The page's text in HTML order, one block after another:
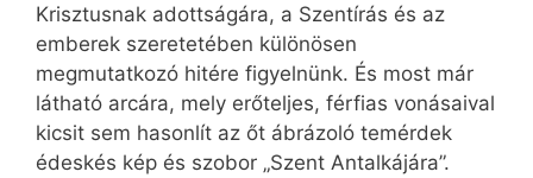
Krisztusnak adottságára, a Szentírás és az
emberek szeretetében különösen
megmutatkozó hitére figyelnünk. És most már
látható arcára, mely erőteljes, férfias vonásaival
kicsit sem hasonlít az őt ábrázoló temérdek
édeskés kép és szobor „Szent Antalkájára”.